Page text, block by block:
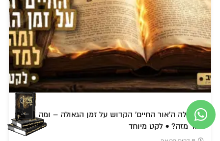
מה גילה ה'אור החיים' הקדוש על זמן הגאולה – ומה הרבי
למד מזה? • לקט מיוחד